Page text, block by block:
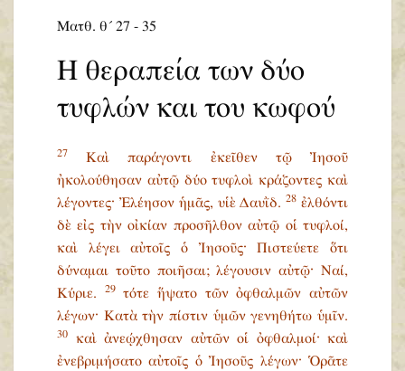
Ματθ. θ´ 27 - 35
Η θεραπεία των δύο
τυφλών και του κωφού
27
Καὶ παράγοντι ἐκεῖθεν τῷ Ἰησοῦ
ἠκολούθησαν αὐτῷ δύο τυφλοὶ κράζοντες καὶ
λέγοντες· Ἐλέησον ἡμᾶς, υἱὲ Δαυῒδ.28 ἐλθόντι
δὲ εἰς τὴν οἰκίαν προσῆλθον αὐτῷ οἱ τυφλοί,
καὶ λέγει αὐτοῖς ὁ Ἰησοῦς· Πιστεύετε ὅτι
δύναμαι τοῦτο ποιῆσαι; λέγουσιν αὐτῷ· Ναί,
Κύριε.
29τότε ἥψατο τῶν ὀφθαλμῶν αὐτῶν
λέγων· Κατὰ τὴν πίστιν ὑμῶν γενηθήτω ὑμῖν.
30 καὶ ἀνεῴχθησαν αὐτῶν οἱ ὀφθαλμοί· καὶ
ἐνεβριμήσατο αὐτοῖς ὁ Ἰησοῦς λέγων· Ὁρᾶτε